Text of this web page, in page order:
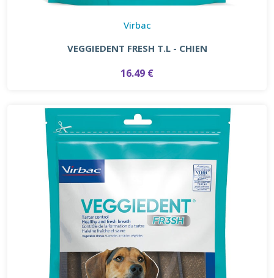
Virbac
VEGGIEDENT FRESH T.L - CHIEN
16.49 €